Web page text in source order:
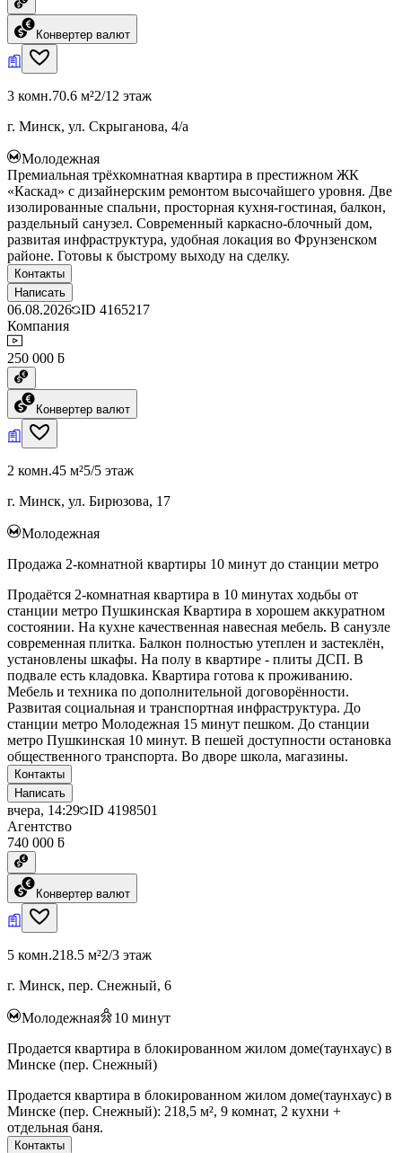
Конвертер валют
3 комн.70.6 м²2/12 этаж
г. Минск, ул. Скрыганова, 4/а
Молодежная
Премиальная трёхкомнатная квартира в престижном ЖК
«Каскад» с дизайнерским ремонтом высочайшего уровня. Две
изолированные спальни, просторная кухня-гостиная, балкон,
раздельный санузел. Современный каркасно-блочный дом,
развитая инфраструктура, удобная локация во Фрунзенском
районе. Готовы к быстрому выходу на сделку.
Контакты
Написать
06.08.2026 ID 4165217
Компания
250 000 ƃ
Конвертер валют
2 комн.45 м²5/5 этаж
г. Минск, ул. Бирюзова, 17
Молодежная
Продажа 2-комнатной квартиры 10 минут до станции метро
Продаётся 2-комнатная квартира в 10 минутах ходьбы от
станции метро Пушкинская Квартира в хорошем аккуратном
состоянии. На кухне качественная навесная мебель. В санузле
современная плитка. Балкон полностью утеплен и застеклён,
установлены шкафы. На полу в квартире - плиты ДСП. В
подвале есть кладовка. Квартира готова к проживанию.
Мебель и техника по дополнительной договорённости.
Развитая социальная и транспортная инфраструктура. До
станции метро Молодежная 15 минут пешком. До станции
метро Пушкинская 10 минут. В пешей доступности остановка
общественного транспорта. Во дворе школа, магазины.
Контакты
Написать
вчера, 14:29 ID 4198501
Агентство
740 000 ƃ
Конвертер валют
5 комн.218.5 м²2/3 этаж
г. Минск, пер. Снежный, 6
Молодежная 10 минут
Продается квартира в блокированном жилом доме(таунхаус) в
Минске (пер. Снежный)
Продается квартира в блокированном жилом доме(таунхаус) в
Минске (пер. Снежный): 218,5 м², 9 комнат, 2 кухни +
отдельная баня.
Контакты